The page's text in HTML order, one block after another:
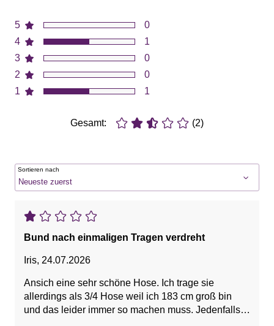
5
4
3
2
1
0
1
0
0
1
Gesamt: (2)
Sortieren nach
Bund nach einmaligen Tragen verdreht
Iris, 24.07.2026
Ansich eine sehr schöne Hose. Ich trage sie
allerdings als 3/4 Hose weil ich 183 cm groß bin
und das leider immer so machen muss. Jedenfalls